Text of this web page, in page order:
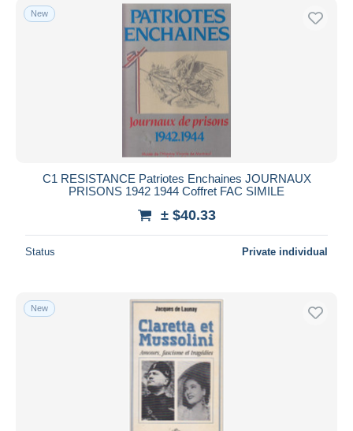
New
C1 RESISTANCE Patriotes Enchaines JOURNAUX
PRISONS 1942 1944 Coffret FAC SIMILE
± $40.33
Status Private individual
New